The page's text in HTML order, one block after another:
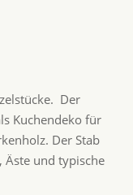
Der
Kuchendeko für
Der Stab
und typische